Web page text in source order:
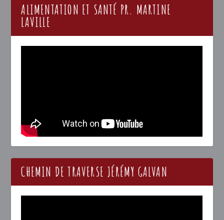
ALIMENTATION ET SANTÉ PR. MARTINE
LAVILLE
CHEMIN DE TRAVERSE JÉRÉMY GALVAN